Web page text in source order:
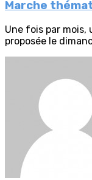
Marche
Une fois par
proposée le